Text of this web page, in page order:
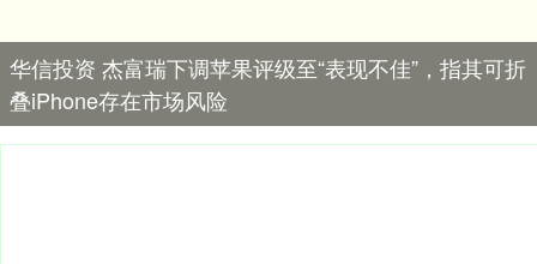
华信投资 杰富瑞下调苹果评级至“表现不佳”，指其可折
叠iPhone存在市场风险